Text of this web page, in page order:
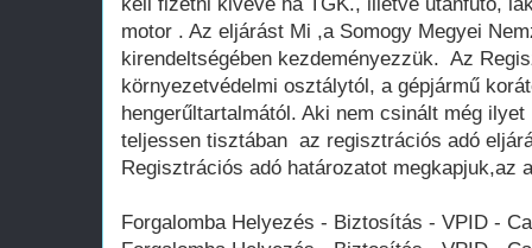
motor . Az eljárást Mi ,a Somogy Megyei
kirendeltségében kezdeményezzük. Az
környezetvédelmi osztálytól, a gépjármű
hengerűltartalmától. Aki nem csinált még
teljessen tisztában az regisztrációs adó
Regisztrációs adó határozatot megkapjuk,az
Forgalomba Helyezés - Biztosítás - VPID -